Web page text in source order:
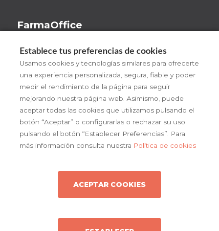
FarmaOffice
Beneficios
¡Pruébalo!
FarmaOffice
Actualidad
Contacto
Copyright © 2026 farmaoffice
Condiciones generales de uso
Establece tus preferencias de cookies
Usamos cookies y tecnologías similares para ofrecerte
una experiencia personalizada, segura, fiable y poder
medir el rendimiento de la página para seguir
mejorando nuestra página web. Asimismo, puede
aceptar todas las cookies que utilizamos pulsando el
botón “Aceptar” o configurarlas o rechazar su uso
pulsando el botón “Establecer Preferencias”. Para
más información consulta nuestra Política de cookies
ACEPTAR COOKIES